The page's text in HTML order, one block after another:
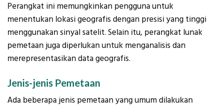
Perangkat ini memungkinkan pengguna untuk
menentukan lokasi geografis dengan presisi yang tinggi
menggunakan sinyal satelit. Selain itu, perangkat lunak
pemetaan juga diperlukan untuk menganalisis dan
merepresentasikan data geografis.
Jenis-jenis Pemetaan
Ada beberapa jenis pemetaan yang umum dilakukan